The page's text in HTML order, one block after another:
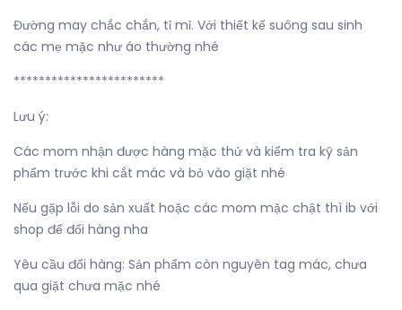
Đường may chắc chắn, tỉ mỉ. Với thiết kế suông sau sinh
các mẹ mặc như áo thường nhé
************************
Lưu ý:
Các mom nhận được hàng mặc thử và kiểm tra kỹ sản
phẩm trước khi cắt mác và bỏ vào giặt nhé
Nếu gặp lỗi do sản xuất hoặc các mom mặc chật thì ib với
shop để đổi hàng nha
Yêu cầu đổi hàng: Sản phẩm còn nguyên tag mác, chưa
qua giặt chưa mặc nhé